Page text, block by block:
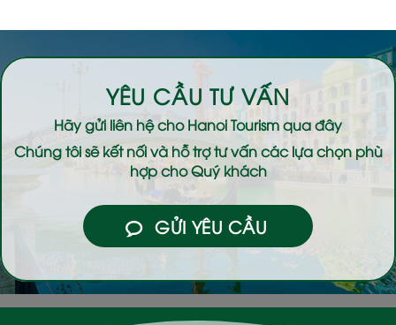
YÊU CẦU TƯ VẤN
Hãy gửi liên hệ choHanoi Tourismqua đây
Chúng tôi sẽ kết nối và hỗ trợ tư vấn các lựa chọn phù
hợp cho Quý khách
GỬI YÊU CẦU